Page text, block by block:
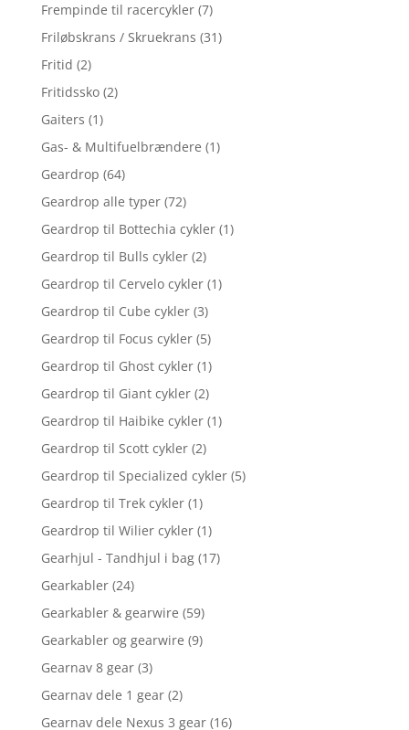
Frempinde til racercykler (7)
Friløbskrans / Skruekrans (31)
Fritid (2)
Fritidssko (2)
Gaiters (1)
Gas- & Multifuelbrændere (1)
Geardrop (64)
Geardrop alle typer (72)
Geardrop til Bottechia cykler (1)
Geardrop til Bulls cykler (2)
Geardrop til Cervelo cykler (1)
Geardrop til Cube cykler (3)
Geardrop til Focus cykler (5)
Geardrop til Ghost cykler (1)
Geardrop til Giant cykler (2)
Geardrop til Haibike cykler (1)
Geardrop til Scott cykler (2)
Geardrop til Specialized cykler (5)
Geardrop til Trek cykler (1)
Geardrop til Wilier cykler (1)
Gearhjul - Tandhjul i bag (17)
Gearkabler (24)
Gearkabler & gearwire (59)
Gearkabler og gearwire (9)
Gearnav 8 gear (3)
Gearnav dele 1 gear (2)
Gearnav dele Nexus 3 gear (16)